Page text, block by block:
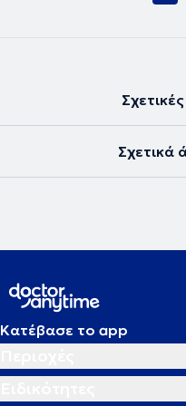
Σχετικά
Κατέβασε το app